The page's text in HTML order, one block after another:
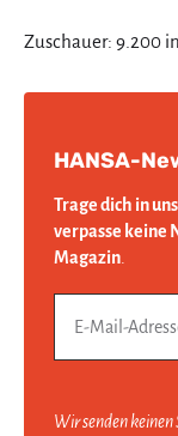
Zuschauer: 9.200
HANSA-
Trage dich in
verpasse keine
Magazin
Wir senden